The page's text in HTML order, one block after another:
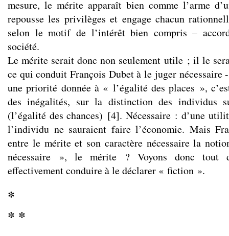
mesure, le mérite apparaît bien comme l’arme
repousse les privilèges et engage chacun
selon le motif de l’intérêt bien compris –
société.
Le mérite serait donc non seulement utile ; il le
ce qui conduit François Dubet à le juger nécessaire
une priorité donnée à « l’égalité des places »,
des inégalités, sur la distinction des individus
(l’égalité des chances) [4]. Nécessaire : d’une
l’individu ne sauraient faire l’économie. Mais
entre le mérite et son caractère nécessaire la
nécessaire », le mérite ? Voyons donc tout
effectivement conduire à le déclarer « fiction ».
*
* *